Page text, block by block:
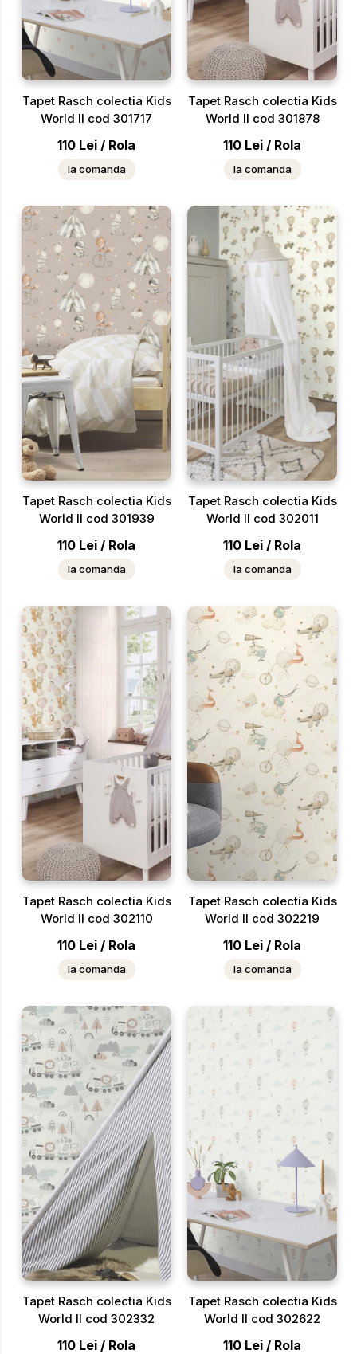
Tapet Rasch colectia Kids
World II cod 301717
110 Lei / Rola
la comanda
Tapet Rasch colectia Kids
World II cod 301878
110 Lei / Rola
la comanda
Tapet Rasch colectia Kids
World II cod 301939
110 Lei / Rola
la comanda
Tapet Rasch colectia Kids
World II cod 302011
110 Lei / Rola
la comanda
Tapet Rasch colectia Kids
World II cod 302110
110 Lei / Rola
la comanda
Tapet Rasch colectia Kids
World II cod 302219
110 Lei / Rola
la comanda
Tapet Rasch colectia Kids
World II cod 302332
110 Lei / Rola
Tapet Rasch colectia Kids
World II cod 302622
110 Lei / Rola